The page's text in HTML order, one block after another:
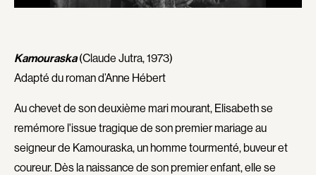
Azzopardi Mario
Baillargeon Paule
Barbeau Paul
Barbeau Manon
Kamouraska(Claude Jutra, 1973)
Adapté du roman d’Anne Hébert
Au chevet de son deuxième mari mourant, Elisabeth se
remémore l'issue tragique de son premier mariage au
seigneur de Kamouraska, un homme tourmenté, buveur et
coureur. Dès la naissance de son premier enfant, elle se